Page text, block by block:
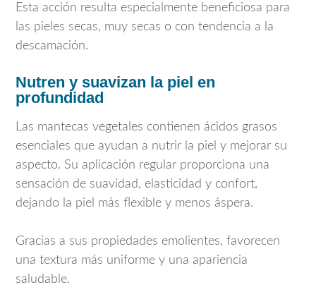
Esta acción resulta especialmente beneficiosa para
las pieles secas, muy secas o con tendencia a la
descamación.
Nutren y suavizan la piel en
profundidad
Las mantecas vegetales contienen ácidos grasos
esenciales que ayudan a nutrir la piel y mejorar su
aspecto. Su aplicación regular proporciona una
sensación de suavidad, elasticidad y confort,
dejando la piel más flexible y menos áspera.
Gracias a sus propiedades emolientes, favorecen
una textura más uniforme y una apariencia
saludable.